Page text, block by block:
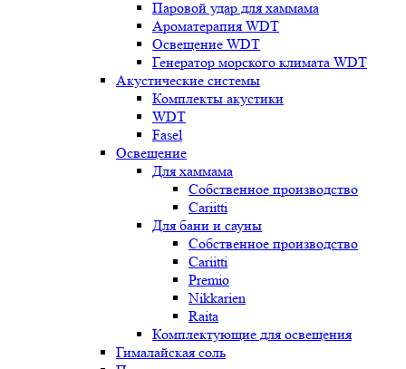
Паровой удар для хаммама
Ароматерапия WDT
Освещение WDT
Генератор морского климата WDT
Акустические системы
Комплекты акустики
WDT
Fasel
Освещение
Для хаммама
Собственное производство
Cariitti
Для бани и сауны
Собственное производство
Cariitti
Premio
Nikkarien
Raita
Комплектующие для освещения
Гималайская соль